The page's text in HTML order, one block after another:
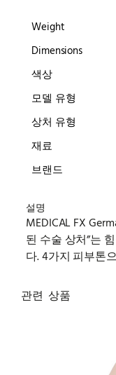
Weight
Dimensions
색상
모델 유형
상처 유형
재료
브랜드
설명
MEDICAL FX
된 수술 상처”는
다. 4가지 피부톤
관련 상품